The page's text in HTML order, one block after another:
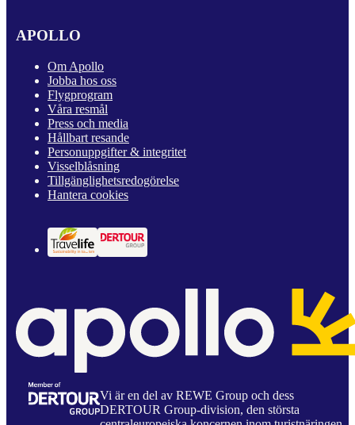
APOLLO
Om Apollo
Jobba hos oss
Flygprogram
Våra resmål
Press och media
Hållbart resande
Personuppgifter & integritet
Visselblåsning
Tillgänglighetsredogörelse
Hantera cookies
Vi är en del av REWE Group och dess
DERTOUR Group-division, den största